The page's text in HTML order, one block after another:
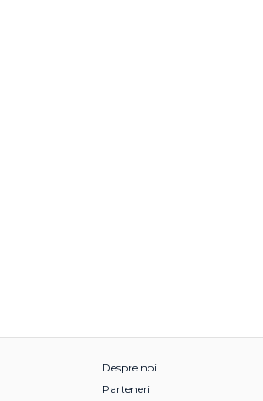
Despre noi
Parteneri